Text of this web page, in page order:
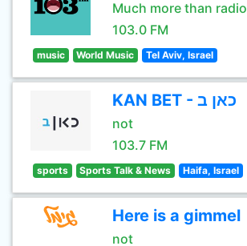
Much more than radio
103.0 FM
music World Music Tel Aviv, Israel
KAN BET - כאן ב
not
103.7 FM
sports Sports Talk & News Haifa, Israel
Here is a gimmel
not